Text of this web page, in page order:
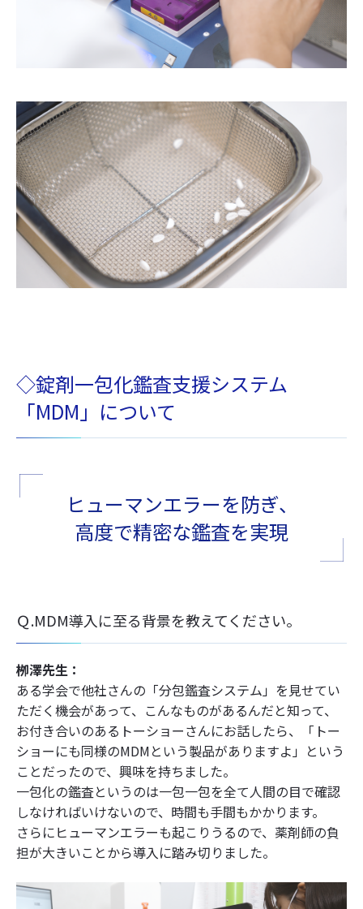
◇錠剤一包化鑑査支援システム
「MDM」について
ヒューマンエラーを防ぎ、
高度で精密な鑑査を実現
Ｑ.MDM導入に至る背景を教えてください。
栁澤先生：
ある学会で他社さんの「分包鑑査システム」を見せてい
ただく機会があって、こんなものがあるんだと知って、
お付き合いのあるトーショーさんにお話したら、「トー
ショーにも同様のMDMという製品がありますよ」という
ことだったので、興味を持ちました。
一包化の鑑査というのは一包一包を全て人間の目で確認
しなければいけないので、時間も手間もかかります。
さらにヒューマンエラーも起こりうるので、薬剤師の負
担が大きいことから導入に踏み切りました。